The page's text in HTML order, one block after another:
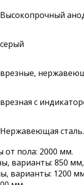
Высокопрочный
серый
врезные,
врезная с
Нержавеющая
от пола: 2000 мм.
варианты: 850
варианты: 1200